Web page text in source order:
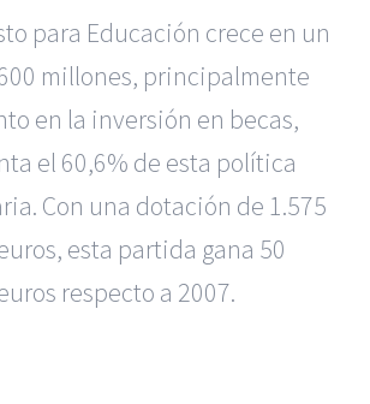
para Educación crece en un
millones, principalmente
en la inversión en becas,
el 60,6% de esta política
Con una dotación de 1.575
esta partida gana 50
respecto a 2007.